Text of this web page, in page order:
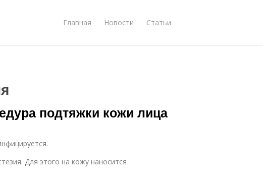
Главная Новости Статьи
подтяжки кожи лица
Для этого на кожу наносится